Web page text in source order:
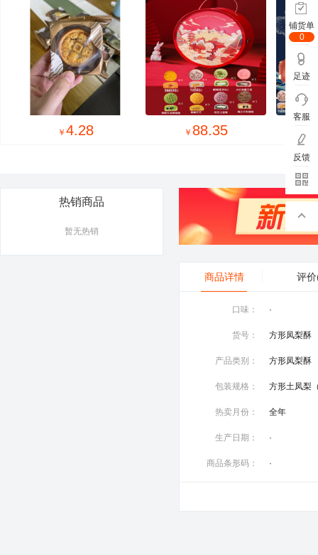
￥ 4.28 ￥ 88.35
热销商品
暂无热销
商品详情 评价
口味： ·
货号： 方形凤梨酥
产品类别： 方形凤梨酥
包装规格：
热卖月份： 全年
生产日期： ·
商品条形码： ·
铺货单
0
足迹
客服
反馈